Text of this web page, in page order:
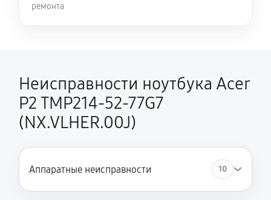
(NX.VLHER.00J)
ремонта
Неисправности ноутбука Acer
P2 TMP214-52-77G7
(NX.VLHER.00J)
Аппаратные неисправности 10